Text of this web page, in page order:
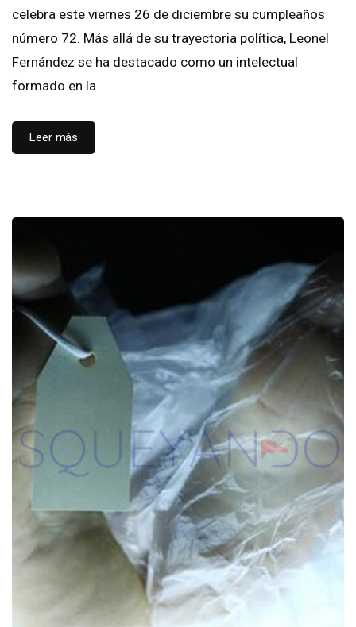
celebra este viernes 26 de diciembre su cumpleaños
número 72. Más allá de su trayectoria política, Leonel
Fernández se ha destacado como un intelectual
formado en la
Leer más